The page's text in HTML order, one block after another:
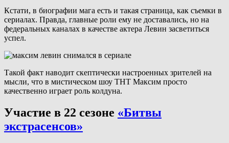
Кстати, в биографии мага есть и такая страница, как съемки в
сериалах. Правда, главные роли ему не доставались, но на
федеральных каналах в качестве актера Левин засветиться
успел.
Такой факт наводит скептически настроенных зрителей на
мысли, что в мистическом шоу ТНТ Максим просто
качественно играет роль колдуна.
Участие в 22 сезоне «Битвы
экстрасенсов»